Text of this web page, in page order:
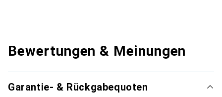
Bewertungen & Meinungen
Garantie- & Rückgabequoten